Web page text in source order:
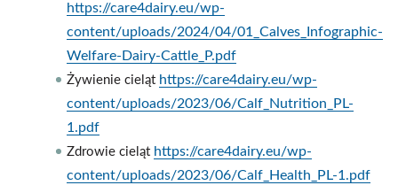
https://care4dairy.eu/wp-
content/uploads/2024/04/01_Calves_Infographic-
Welfare-Dairy-Cattle_P.pdf
Żywienie cieląt https://care4dairy.eu/wp-
content/uploads/2023/06/Calf_Nutrition_PL-
1.pdf
Zdrowie cieląt https://care4dairy.eu/wp-
content/uploads/2023/06/Calf_Health_PL-1.pdf